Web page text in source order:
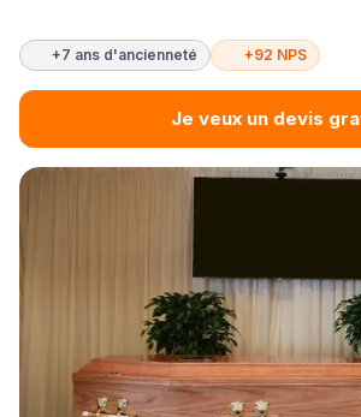
+7 ans d'ancienneté +92 NPS
Je veux un devis